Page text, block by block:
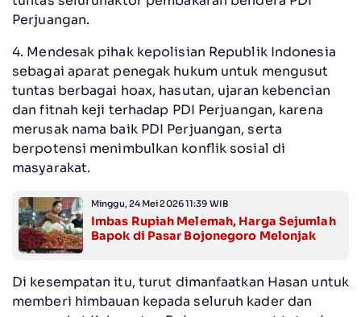
Perjuangan.
4. Mendesak pihak kepolisian Republik Indonesia
sebagai aparat penegak hukum untuk mengusut
tuntas berbagai hoax, hasutan, ujaran kebencian
dan fitnah keji terhadap PDI Perjuangan, karena
merusak nama baik PDI Perjuangan, serta
berpotensi menimbulkan konflik sosial di
masyarakat.
Minggu, 24 Mei 2026 11:39 WIB
Imbas Rupiah Melemah, Harga Sejumlah
Bapok di Pasar Bojonegoro Melonjak
Di kesempatan itu, turut dimanfaatkan Hasan untuk
memberi himbauan kepada seluruh kader dan